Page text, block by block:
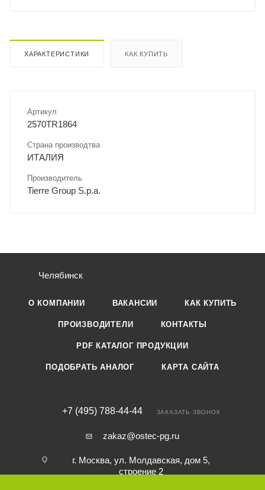
ХАРАКТЕРИСТИКИ КАК КУПИТЬ
Артикул
2570TR1864
Страна производтва
ИТАЛИЯ
Производитель
Tierre Group S.p.a.
Челябинск
О КОМПАНИИ ВАКАНСИИ КАК КУПИТЬ
ПРОИЗВОДИТЕЛИ КОНТАКТЫ
PDF КАТАЛОГ ПРОДУКЦИИ
ПОДОБРАТЬ АНАЛОГ КАРТА САЙТА
+7 (495) 788-44-44 ЗАКАЗАТЬ ЗВОНОК
zakaz@ostec-pg.ru
г. Москва, ул. Молдавская, дом 5,
строение 2